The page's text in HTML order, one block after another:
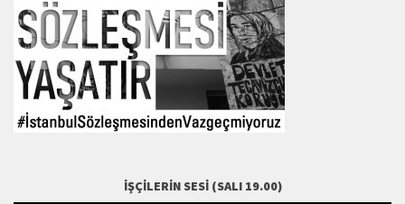
İŞÇILERIN SESI (SALI 19.00)